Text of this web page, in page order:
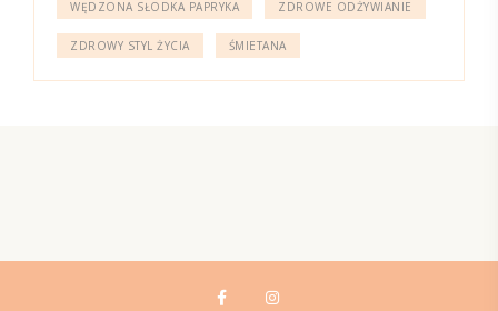
WĘDZONA SŁODKA PAPRYKA ZDROWE ODŻYWIANIE
ZDROWY STYL ŻYCIA ŚMIETANA